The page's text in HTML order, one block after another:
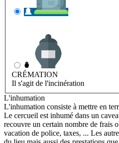
CRÉMATION
Il s'agit de l'incinération
L'inhumation
L'inhumation consiste à mettre en
Le cercueil est inhumé dans un
recouvre un certain nombre de frais
vacation de police, taxes, ... Les